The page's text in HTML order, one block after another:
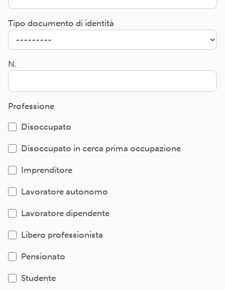
Tipo documento di identità
N.
Professione
Disoccupato
Disoccupato in cerca prima occupazione
Imprenditore
Lavoratore autonomo
Lavoratore dipendente
Libero professionista
Pensionato
Studente